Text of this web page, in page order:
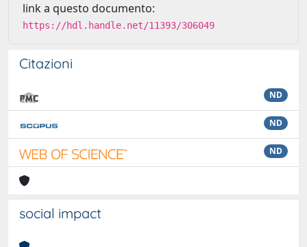
link a questo documento:
https://hdl.handle.net/11393/306049
Citazioni
ND
ND
ND
social impact